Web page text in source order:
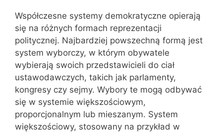
Współczesne systemy demokratyczne opierają
się na różnych formach reprezentacji
politycznej. Najbardziej powszechną formą jest
system wyborczy, w którym obywatele
wybierają swoich przedstawicieli do ciał
ustawodawczych, takich jak parlamenty,
kongresy czy sejmy. Wybory te mogą odbywać
się w systemie większościowym,
proporcjonalnym lub mieszanym. System
większościowy, stosowany na przykład w